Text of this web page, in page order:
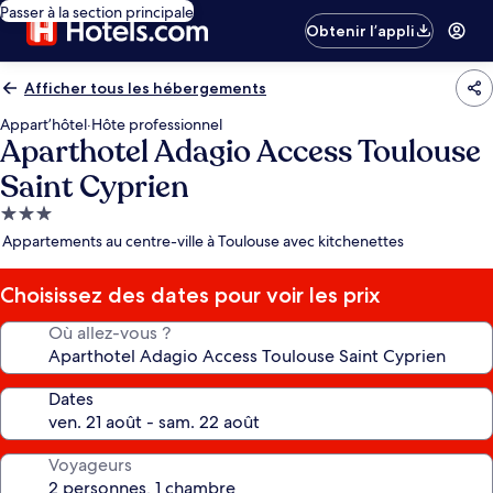
Passer à la section principale
Obtenir l’appli
Afficher tous les hébergements
Appart’hôtel·Hôte professionnel
Aparthotel Adagio Access Toulouse
Saint Cyprien
Hébergement
3.0 étoiles
Appartements au centre-ville à Toulouse avec kitchenettes
Choisissez des dates pour voir les prix
Où allez-vous ?
Dates
Voyageurs